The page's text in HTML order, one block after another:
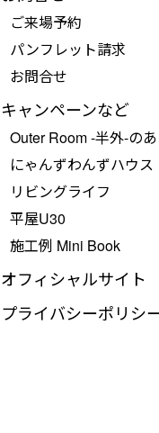
ご来場予約
パンフレット請求
お問合せ
キャンペーンなど
Outer Room -半外-の
にゃんずわんずハウス
リビングライフ
平屋U30
施工例 Mini Book
オフィシャルサイト
プライバシーポリシ